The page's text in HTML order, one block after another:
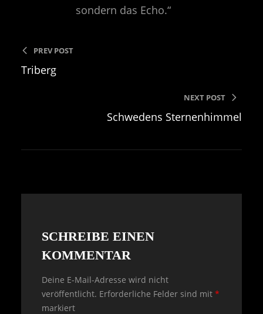
sondern das Echo.“
PREV POST
Triberg
NEXT POST
Schwedens Sternenhimmel
SCHREIBE EINEN
KOMMENTAR
Deine E-Mail-Adresse wird nicht
veröffentlicht. Erforderliche Felder sind mit *
markiert